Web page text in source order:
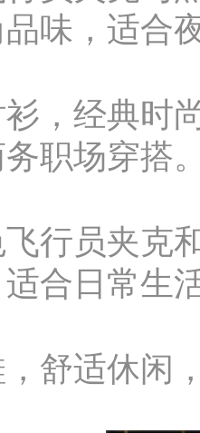
味，适合
，经典时
职场穿搭
行员夹克
合日常生
舒适休闲